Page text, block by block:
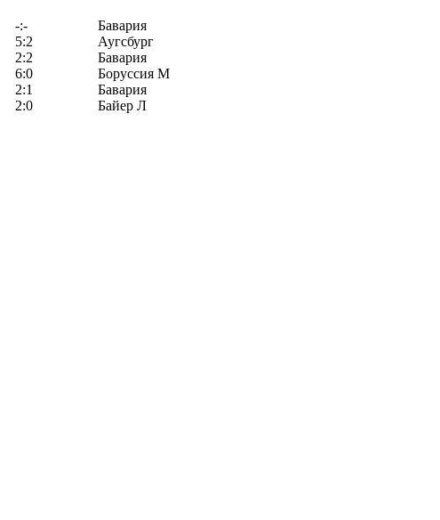
-:-
Бавария
5:2
Аугсбург
2:2
Бавария
6:0
Боруссия М
2:1
Бавария
2:0
Байер Л